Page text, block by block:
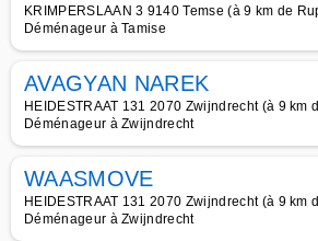
KRIMPERSLAAN 3 9140 Temse (à 9 km de
Déménageur à Tamise
AVAGYAN NAREK
HEIDESTRAAT 131 2070 Zwijndrecht (à 9 km
Déménageur à Zwijndrecht
WAASMOVE
HEIDESTRAAT 131 2070 Zwijndrecht (à 9 km
Déménageur à Zwijndrecht